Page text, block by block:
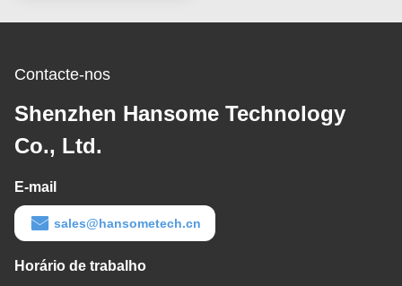
Contacte-nos
Shenzhen Hansome Technology
Co., Ltd.
E-mail
sales@hansometech.cn
Horário de trabalho